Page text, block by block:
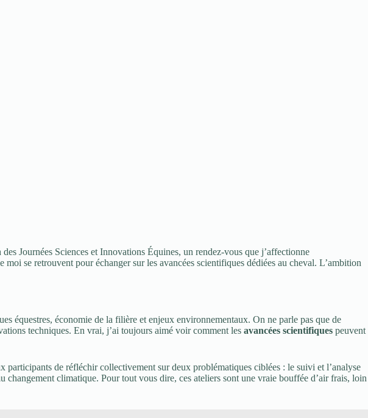
Journées Sciences et Innovations Équines, un rendez-vous que j’affectionne
se retrouvent pour échanger sur les avancées scientifiques dédiées au cheval. L’ambition
équestres, économie de la filière et enjeux environnementaux. On ne parle pas que de
techniques. En vrai, j’ai toujours aimé voir comment les avancées scientifiques peuvent
de réfléchir collectivement sur deux problématiques ciblées : le suivi et l’analyse
changement climatique. Pour tout vous dire, ces ateliers sont une vraie bouffée d’air frais, loin